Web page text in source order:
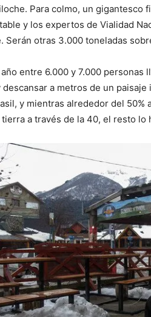
Para colmo, un gigantesco
y los expertos de Vialidad
Serán otras 3.000 toneladas
entre 6.000 y 7.000
a metros de un
y mientras alrededor del
a través de la 40, el resto lo